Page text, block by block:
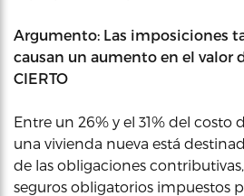
Argumento: Las imposiciones
causan un aumento en el valor
CIERTO
Entre un 26% y el 31% del costo
una vivienda nueva está
de las obligaciones
seguros obligatorios impuestos